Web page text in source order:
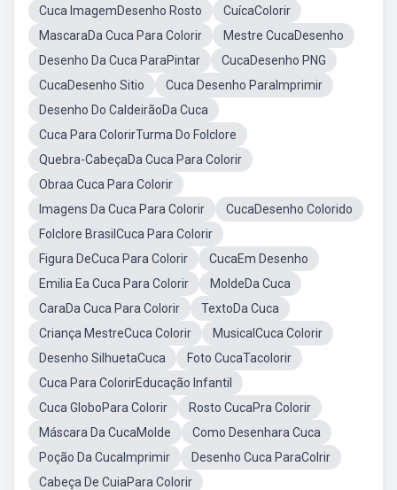
Cuca ImagemDesenho Rosto
CuícaColorir
MascaraDa Cuca Para Colorir
Mestre CucaDesenho
Desenho Da Cuca ParaPintar
CucaDesenho PNG
CucaDesenho Sitio
Cuca Desenho ParaImprimir
Desenho Do CaldeirãoDa Cuca
Cuca Para ColorirTurma Do Folclore
Quebra-CabeçaDa Cuca Para Colorir
Obraa Cuca Para Colorir
Imagens Da Cuca Para Colorir
CucaDesenho Colorido
Folclore BrasilCuca Para Colorir
Figura DeCuca Para Colorir
CucaEm Desenho
Emilia Ea Cuca Para Colorir
MoldeDa Cuca
CaraDa Cuca Para Colorir
TextoDa Cuca
Criança MestreCuca Colorir
MusicalCuca Colorir
Desenho SilhuetaCuca
Foto CucaTacolorir
Cuca Para ColorirEducação Infantil
Cuca GloboPara Colorir
Rosto CucaPra Colorir
Máscara Da CucaMolde
Como Desenhara Cuca
Poção Da CucaImprimir
Desenho Cuca ParaColrir
Cabeça De CuiaPara Colorir